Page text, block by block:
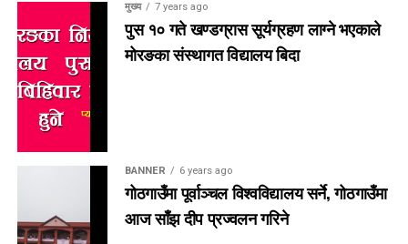
मुख्य 7 years ago
पुस १० गते खण्डग्रास सूर्यग्रहण लाग्ने भएकाले
मोरङका संस्थागत विद्यालय बिदा
BANNER 6 years ago
गोठगाउँमा पूर्वाञ्चल विश्वविद्यालय सर्ने, गोठगाउँमा
आज साँझ दीप प्रज्वलन गरिने